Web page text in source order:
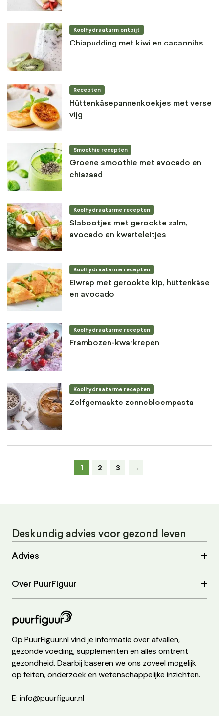
Koolhydraatarm ontbijt
Chiapudding met kiwi en cacaonibs
Recepten
Hüttenkäsepannenkoekjes met verse
vijg
Smoothie recepten
Groene smoothie met avocado en
chiazaad
Koolhydraatarme recepten
Slabootjes met gerookte zalm,
avocado en kwarteleitjes
Koolhydraatarme recepten
Eiwrap met gerookte kip, hüttenkäse
en avocado
Koolhydraatarme recepten
Frambozen-kwarkrepen
Koolhydraatarme recepten
Zelfgemaakte zonnebloempasta
1 2 3 →
Deskundig advies voor gezond leven
Advies
Over PuurFiguur
Op PuurFiguur.nl vind je informatie over afvallen,
gezonde voeding, supplementen en alles omtrent
gezondheid. Daarbij baseren we ons zoveel mogelijk
op feiten, onderzoek en wetenschappelijke inzichten.
E: info@puurfiguur.nl